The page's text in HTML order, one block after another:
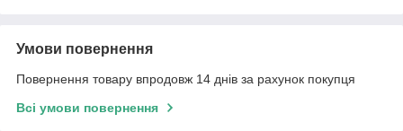
Умови повернення
Повернення товару впродовж 14 днів за рахунок покупця
Всі умови повернення